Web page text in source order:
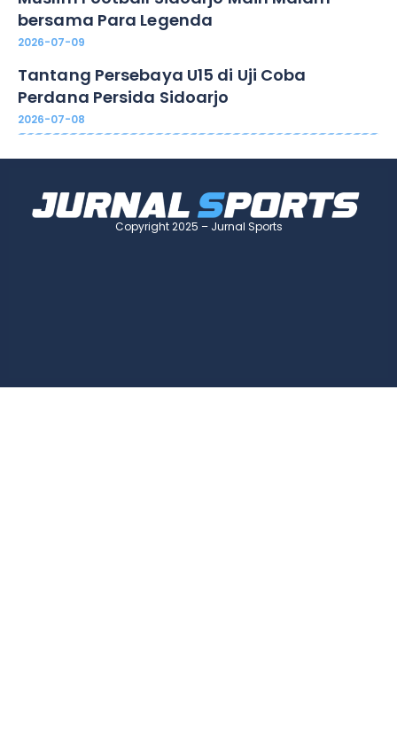
bersama Para Legenda
2026-07-09
Tantang Persebaya U15 di Uji Coba
Perdana Persida Sidoarjo
2026-07-08
Copyright 2025 – Jurnal Sports